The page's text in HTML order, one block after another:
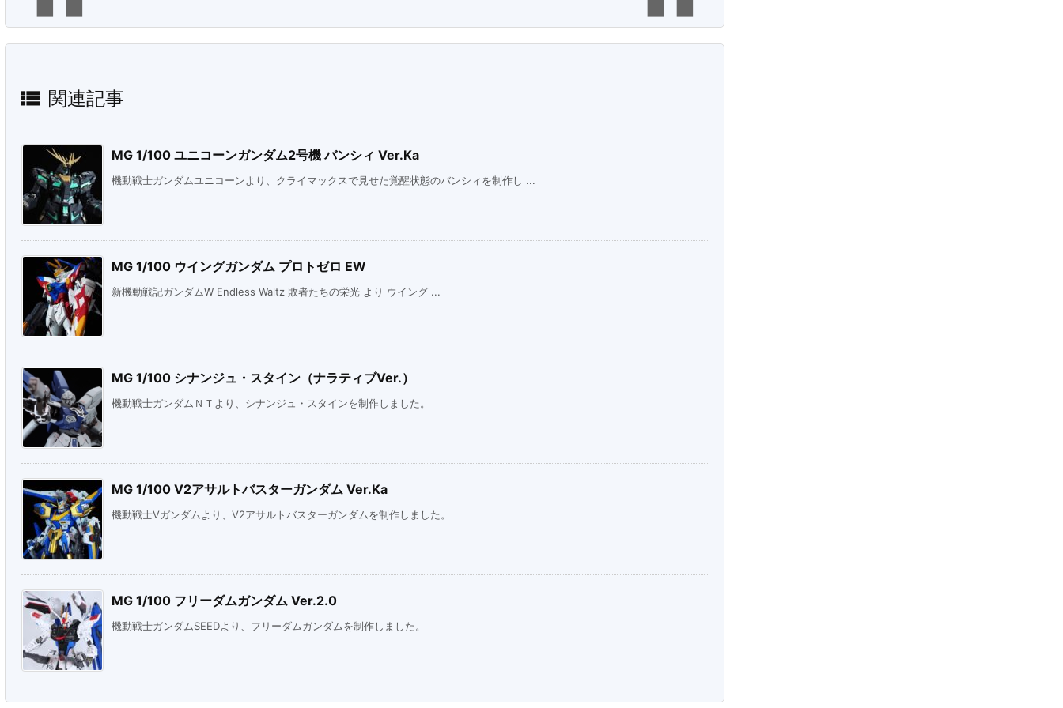
 関連記事
MG 1/100 ユニコーンガンダム2号機 バンシィ Ver.Ka
機動戦士ガンダムユニコーンより、クライマックスで見せた覚醒状態のバンシィを制作し ...
MG 1/100 ウイングガンダム プロトゼロ EW
新機動戦記ガンダムW Endless Waltz 敗者たちの栄光 より ウイング ...
MG 1/100 シナンジュ・スタイン（ナラティブVer.）
機動戦士ガンダムＮＴより、シナンジュ・スタインを制作しました。
MG 1/100 V2アサルトバスターガンダム Ver.Ka
機動戦士Vガンダムより、V2アサルトバスターガンダムを制作しました。
MG 1/100 フリーダムガンダム Ver.2.0
機動戦士ガンダムSEEDより、フリーダムガンダムを制作しました。